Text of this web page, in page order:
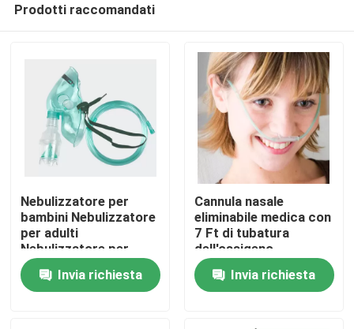
Casa.
Prodotti
Prodotti raccomandati
Nebulizzatore per
bambini Nebulizzatore
per adulti
Nebulizzatore per
bambini Nebulizzatore
per bambini
Nebulizzatore per
Invia richiesta
Cannula nasale
eliminabile medica con
7 Ft di tubatura
dell'ossigeno
Invia richiesta